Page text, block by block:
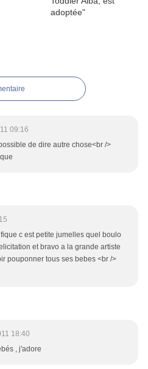
09:16
de dire autre chose<br />
c est petite jumelles quel boulo
et bravo a la grande artiste
pouponner tous ses bebes <br />
18:40
, j'adore